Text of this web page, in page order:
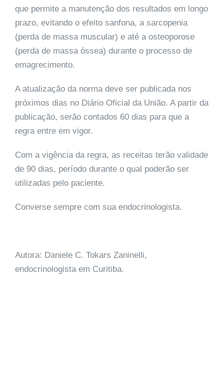
que permite a manutenção dos resultados em longo
prazo, evitando o efeito sanfona, a sarcopenia
(perda de massa muscular) e até a osteoporose
(perda de massa óssea) durante o processo de
emagrecimento.
A atualização da norma deve ser publicada nos
próximos dias no Diário Oficial da União. A partir da
publicação, serão contados 60 dias para que a
regra entre em vigor.
Com a vigência da regra, as receitas terão validade
de 90 dias, período durante o qual poderão ser
utilizadas pelo paciente.
Converse sempre com sua endocrinologista.
Autora: Daniele C. Tokars Zaninelli,
endocrinologista em Curitiba.